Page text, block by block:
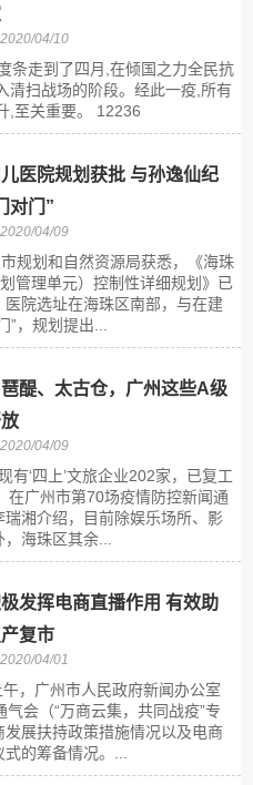
04/10
条走到了四月,在倾国之力全民抗
清扫战场的阶段。经此一疫,所有
,至关重要。 12236
医院规划获批 与孙逸仙纪
对门”
04/09
规划和自然资源局获悉，《海珠
管理单元）控制性详细规划》已
院选址在海珠区南部，与在建
，规划提出...
醍、太古仓，广州这些A级
04/09
有‘四上’文旅企业202家，已复工
在广州市第70场疫情防控新闻通
湘介绍，目前除娱乐场所、影
海珠区其余...
发挥电商直播作用 有效助
复市
04/01
，广州市人民政府新闻办公室
会（“万商云集，共同战疫”专
展扶持政策措施情况以及电商
的筹备情况。...